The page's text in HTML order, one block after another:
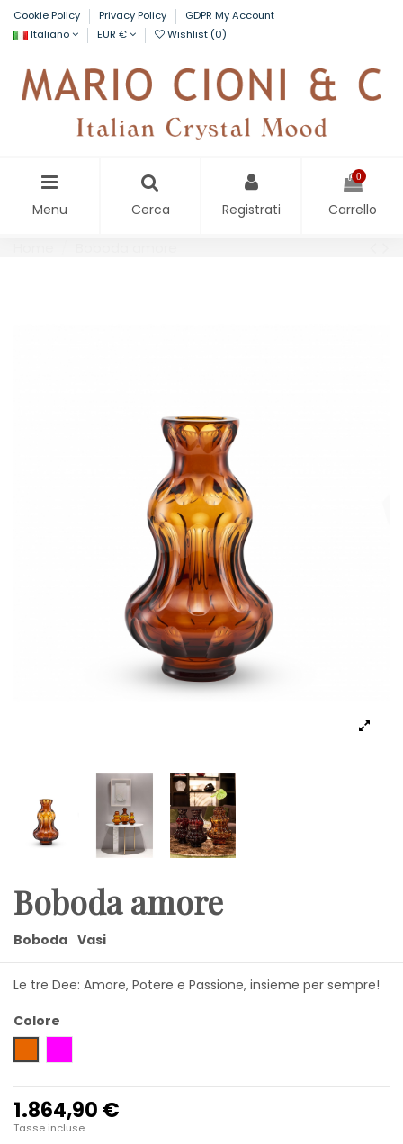
Cookie Policy Privacy Policy
GDPR My Account
Italiano
EUR € Wishlist (0)
Menu Cerca Registrati
0
Carrello
Boboda amore
Boboda Vasi
Le tre Dee: Amore, Potere e Passione, insieme per sempre!
Colore
1.864,90 €
Tasse incluse